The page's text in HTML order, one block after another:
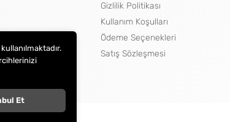
Gizlilik Politikası
Kullanım Koşulları
Ödeme Seçenekleri
Satış Sözleşmesi
Et